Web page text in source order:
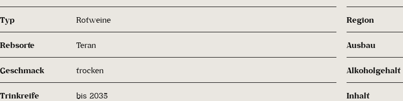
Typ Rotweine Region
Rebsorte Teran Ausbau
Geschmack trocken Alkoholgehalt
Trinkreife bis 2035 Inhalt